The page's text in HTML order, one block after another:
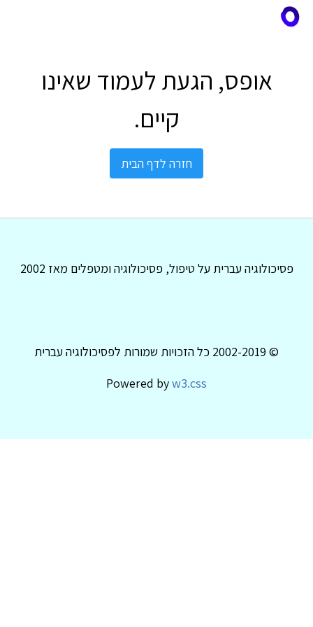
אופס, הגעת לעמוד שאינו
קיים.
חזרה לדף הבית
פסיכולוגיה עברית על טיפול, פסיכולוגיה ומטפלים מאז 2002
© 2002-2019 כל הזכויות שמורות לפסיכולוגיה עברית
Powered byw3.css